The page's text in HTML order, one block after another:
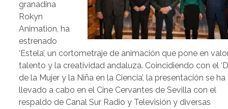
granadina
Rokyn
Animation, ha
estrenado
‘Estela’, un cortometraje de animación que pone en
talento y la creatividad andaluza. Coincidiendo con el
de la Mujer y la Niña en la Ciencia’, la presentación se ha
llevado a cabo en el Cine Cervantes de Sevilla con el
respaldo de Canal Sur Radio y Televisión y diversas